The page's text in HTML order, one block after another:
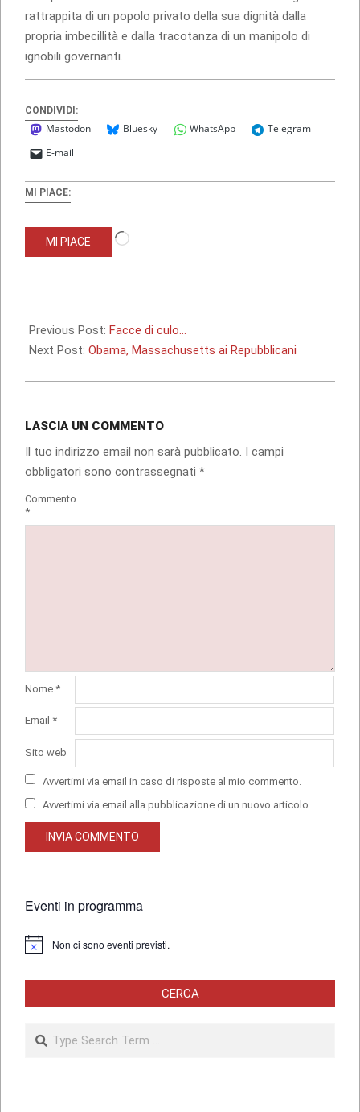
rattrappita di un popolo privato della sua dignità dalla
propria imbecillità e dalla tracotanza di un manipolo di
ignobili governanti.
CONDIVIDI:
Mastodon Bluesky WhatsApp
Telegram
E-mail
MI PIACE:
MI PIACE
01-
19
Previous Post: Facce di culo…
Next Post: Obama, Massachusetts ai Repubblicani
LASCIA UN COMMENTO
Il tuo indirizzo email non sarà pubblicato. I campi
obbligatori sono contrassegnati *
Commento
*
Nome *
Email *
Sito web
Avvertimi via email in caso di risposte al mio commento.
Avvertimi via email alla pubblicazione di un nuovo articolo.
Eventi in programma
Notice Non ci sono eventi previsti.
CERCA
Search